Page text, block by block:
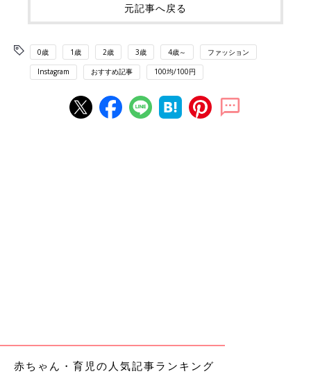
元記事へ戻る
0歳 1歳 2歳 3歳 4歳～ ファッション
Instagram おすすめ記事 100均/100円
赤ちゃん・育児の人気記事ランキング